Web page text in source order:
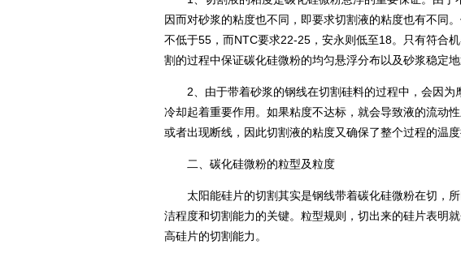
因而对砂浆的粘度也不同，即要求切割液的粘度也有不同
不低于55，而NTC要求22-25，安永则低至18。只有符合
割的过程中保证碳化硅微粉的均匀悬浮分布以及砂浆稳定
2、由于带着砂浆的钢线在切割硅料的过程中，会因为
冷却起着重要作用。如果粘度不达标，就会导致液的流动
或者出现断线，因此切割液的粘度又确保了整个过程的温度
二、碳化硅微粉的粒型及粒度
太阳能硅片的切割其实是钢线带着碳化硅微粉在切，所
洁程度和切割能力的关键。粒型规则，切出来的硅片表明
高硅片的切割能力。